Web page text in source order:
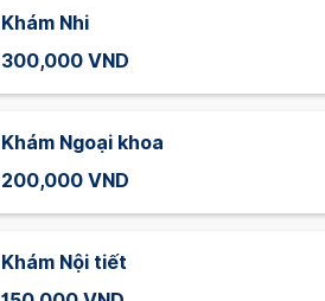
Khám Nhi
300,000 VND
Khám Ngoại khoa
200,000 VND
Khám Nội tiết